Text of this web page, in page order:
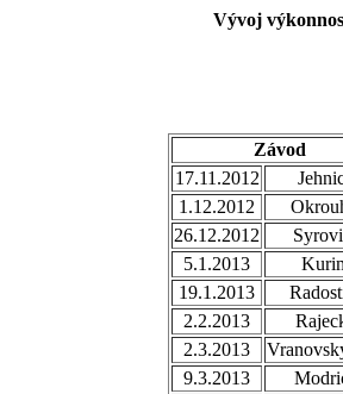
Vývoj
Závod
17.11.2012
1.12.2012
26.12.2012
5.1.2013
19.1.2013
2.2.2013
2.3.2013
9.3.2013